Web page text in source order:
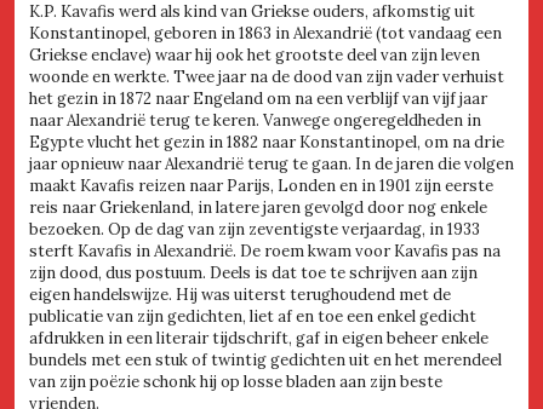
K.P. Kavafis werd als kind van Griekse ouders, afkomstig uit
Konstantinopel, geboren in 1863 in Alexandrië (tot vandaag een
Griekse enclave) waar hij ook het grootste deel van zijn leven
woonde en werkte. Twee jaar na de dood van zijn vader verhuist
het gezin in 1872 naar Engeland om na een verblijf van vijf jaar
naar Alexandrië terug te keren. Vanwege ongeregeldheden in
Egypte vlucht het gezin in 1882 naar Konstantinopel, om na drie
jaar opnieuw naar Alexandrië terug te gaan. In de jaren die volgen
maakt Kavafis reizen naar Parijs, Londen en in 1901 zijn eerste
reis naar Griekenland, in latere jaren gevolgd door nog enkele
bezoeken. Op de dag van zijn zeventigste verjaardag, in 1933
sterft Kavafis in Alexandrië. De roem kwam voor Kavafis pas na
zijn dood, dus postuum. Deels is dat toe te schrijven aan zijn
eigen handelswijze. Hij was uiterst terughoudend met de
publicatie van zijn gedichten, liet af en toe een enkel gedicht
afdrukken in een literair tijdschrift, gaf in eigen beheer enkele
bundels met een stuk of twintig gedichten uit en het merendeel
van zijn poëzie schonk hij op losse bladen aan zijn beste
vrienden.